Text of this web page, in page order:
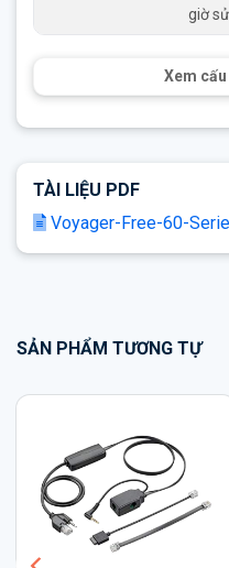
giờ
Xem
TÀI LIỆU PDF
Voyager-Free-60-
SẢN PHẨM TƯƠNG TỰ